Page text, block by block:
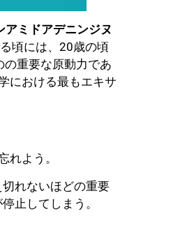
アミドアデニンジヌ
頃には、20歳の頃
の重要な原動力であ
における最もエキサ
れよう。
れないほどの重要
止してしまう。